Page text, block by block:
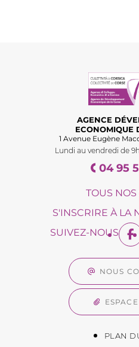
AGENCE
ECONOMIQUE
1 Avenue Eugène
Lundi au vendredi de 9h
04 95
TOUS NOS
S'INSCRIRE À LA
SUIVEZ-NOUS
NOUS
PLAN